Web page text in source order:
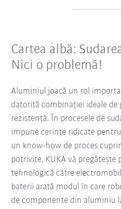
Cartea albă:
Nici o problemă!
Aluminiul joacă un rol
datorită combinației ideale de
rezistență. În procesele de
impune cerințe ridicate
un know-how de proces
potrivite, KUKA vă
tehnologică către
baterii arată modul în care
de componente din aluminiu